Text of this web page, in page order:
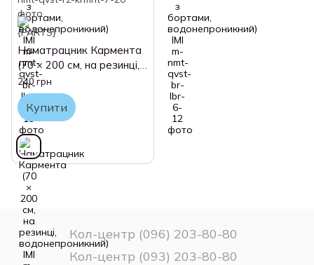
Наматрацник Кармента
(70 × 200 см, на резинці,
водонепроникний) IMI
240 грн
Купити
Кол-центр (096) 203-80-80
Кол-центр (093) 203-80-80